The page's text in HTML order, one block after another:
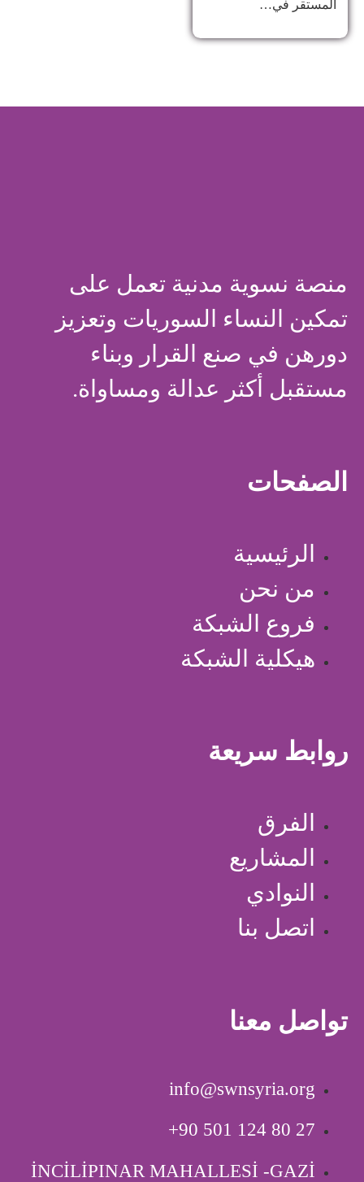
المستقر في…
منصة نسوية مدنية تعمل على
تمكين النساء السوريات وتعزيز
دورهن في صنع القرار وبناء
مستقبل أكثر عدالة ومساواة.
الصفحات
الرئيسية
من نحن
فروع الشبكة
هيكلية الشبكة
روابط سريعة
الفرق
المشاريع
النوادي
اتصل بنا
تواصل معنا
info@swnsyria.org
‎+90 501 124 80 27
İNCİLİPINAR MAHALLESİ -GAZİ